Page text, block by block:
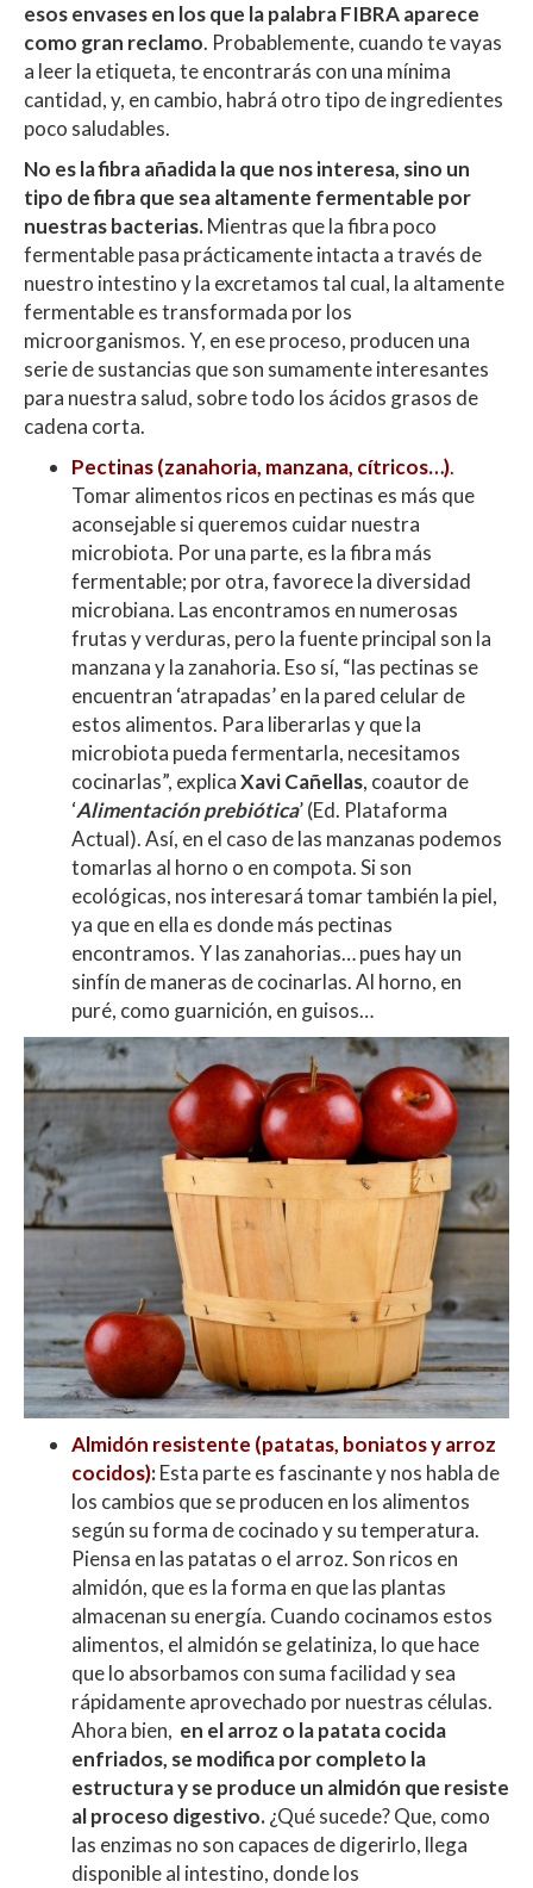
esos envases en los que la palabra FIBRA aparece
como gran reclamo. Probablemente, cuando te vayas
a leer la etiqueta, te encontrarás con una mínima
cantidad, y, en cambio, habrá otro tipo de ingredientes
poco saludables.
No es la fibra añadida la que nos interesa, sino un
tipo de fibra que sea altamente fermentable por
nuestras bacterias.Mientras que la fibra poco
fermentable pasa prácticamente intacta a través de
nuestro intestino y la excretamos tal cual, la altamente
fermentable es transformada por los
microorganismos. Y, en ese proceso, producen una
serie de sustancias que son sumamente interesantes
para nuestra salud, sobre todo los ácidos grasos de
cadena corta.
Pectinas (zanahoria, manzana, cítricos…).
Tomar alimentos ricos en pectinas es más que
aconsejable si queremos cuidar nuestra
microbiota. Por una parte, es la fibra más
fermentable; por otra, favorece la diversidad
microbiana. Las encontramos en numerosas
frutas y verduras, pero la fuente principal son la
manzana y la zanahoria. Eso sí, “las pectinas se
encuentran ‘atrapadas’ en la pared celular de
estos alimentos. Para liberarlas y que la
microbiota pueda fermentarla, necesitamos
cocinarlas”, explicaXavi Cañellas, coautor de
‘Alimentación prebiótica’ (Ed. Plataforma
Actual). Así, en el caso de las manzanas podemos
tomarlas al horno o en compota. Si son
ecológicas, nos interesará tomar también la piel,
ya que en ella es donde más pectinas
encontramos. Y las zanahorias… pues hay un
sinfín de maneras de cocinarlas. Al horno, en
puré, como guarnición, en guisos…
Almidón resistente (patatas, boniatos y arroz
cocidos):Esta parte es fascinante y nos habla de
los cambios que se producen en los alimentos
según su forma de cocinado y su temperatura.
Piensa en las patatas o el arroz. Son ricos en
almidón, que es la forma en que las plantas
almacenan su energía. Cuando cocinamos estos
alimentos, el almidón se gelatiniza, lo que hace
que lo absorbamos con suma facilidad y sea
rápidamente aprovechado por nuestras células.
Ahora bien, en el arroz o la patata cocida
enfriados, se modifica por completo la
estructura y se produce un almidón que resiste
al proceso digestivo.¿Qué sucede? Que, como
las enzimas no son capaces de digerirlo, llega
disponible al intestino, donde los